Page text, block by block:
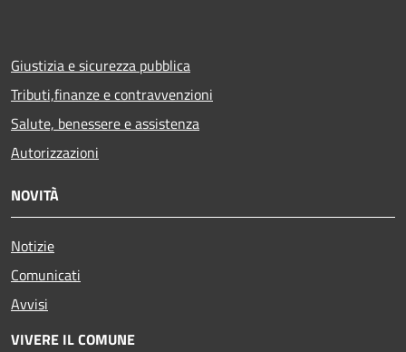
Giustizia e sicurezza pubblica
Tributi,finanze e contravvenzioni
Salute, benessere e assistenza
Autorizzazioni
NOVITÀ
Notizie
Comunicati
Avvisi
VIVERE IL COMUNE